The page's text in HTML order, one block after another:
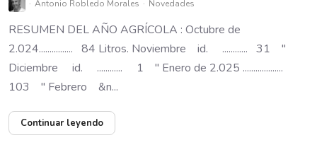
Antonio Robledo Morales Novedades
RESUMEN DEL AÑO AGRÍCOLA : Octubre de
2.024................ 84 Litros. Noviembre id. ............ 31 "
Diciembre id. ............ 1 " Enero de 2.025 ...................
103 " Febrero &n...
Continuar leyendo